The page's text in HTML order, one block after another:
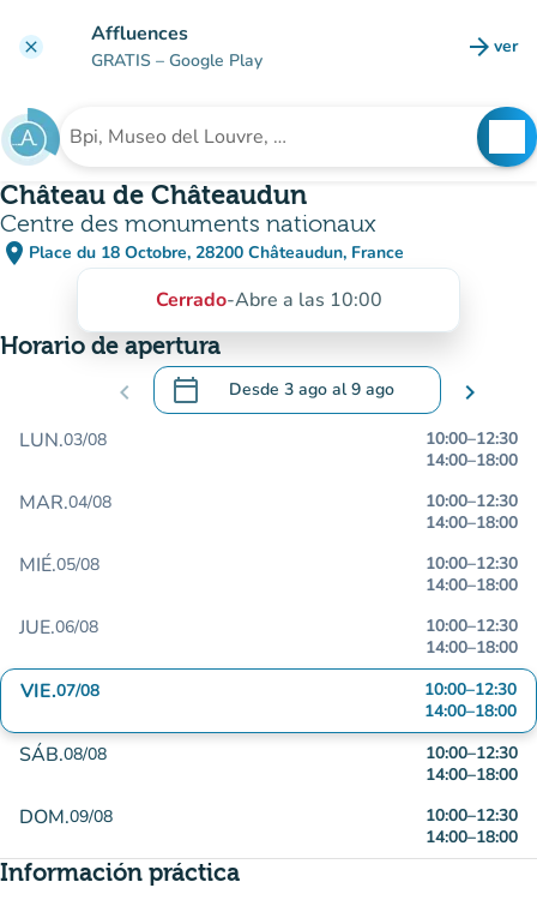
clear Affluences
GRATIS – Google Play arrow_forward ver
Buscar un establecimiento
Château de Châteaudun
Centre des monuments nationaux
place Place du 18 Octobre, 28200 Châteaudun, France
(abrir en Google Maps)
(nueva pestaña)
Cerrado-Abre a las 10:00
Horario de apertura
chevron_left calendar_today Desde 3 ago al9 ago
.Abra el calendario para cambiar las
chevron_right
LUN.03/08 10:00–12:30
14:00–18:00
MAR.04/08 10:00–12:30
14:00–18:00
MIÉ.05/08 10:00–12:30
14:00–18:00
JUE.06/08 10:00–12:30
14:00–18:00
VIE.07/08 10:00–12:30
14:00–18:00
SÁB.08/08 10:00–12:30
14:00–18:00
DOM.09/08 10:00–12:30
14:00–18:00
Información práctica